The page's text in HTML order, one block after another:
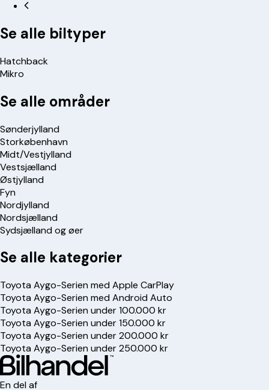
Se alle biltyper
Hatchback
Mikro
Se alle områder
Sønderjylland
Storkøbenhavn
Midt/Vestjylland
Vestsjælland
Østjylland
Fyn
Nordjylland
Nordsjælland
Sydsjælland og øer
Se alle kategorier
Toyota Aygo-Serien med Apple CarPlay
Toyota Aygo-Serien med Android Auto
Toyota Aygo-Serien under 100.000 kr
Toyota Aygo-Serien under 150.000 kr
Toyota Aygo-Serien under 200.000 kr
Toyota Aygo-Serien under 250.000 kr
En del af